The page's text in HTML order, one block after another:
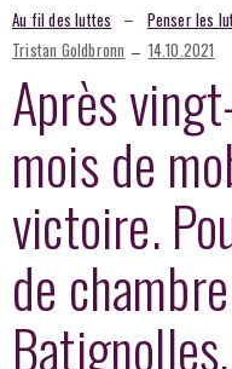
Au fil des luttes – Penser les
Tristan Goldbronn – 14.10.2021
Après
mois de
victoire.
de